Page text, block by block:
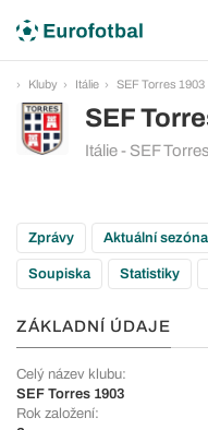
Kluby Itálie SEF Torres 1903
SEF
Itálie - SEF
Zprávy Aktuální sezóna
Soupiska Statistiky
ZÁKLADNÍ ÚDAJE
Celý název klubu:
SEF Torres 1903
Rok založení: